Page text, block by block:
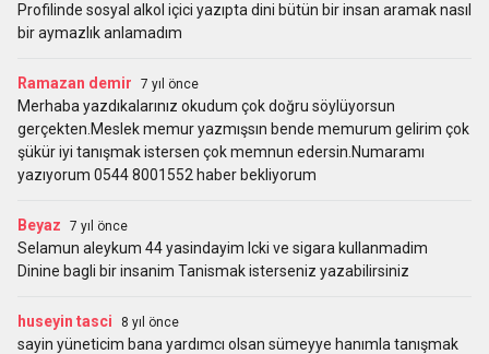
Profilinde sosyal alkol içici yazıpta dini bütün bir insan aramak nasıl
bir aymazlık anlamadım
Ramazan demir 7 yıl önce
Merhaba yazdıkalarınız okudum çok doğru söylüyorsun
gerçekten.Meslek memur yazmışsın bende memurum gelirim çok
şükür iyi tanışmak istersen çok memnun edersin.Numaramı
yazıyorum 0544 8001552 haber bekliyorum
Beyaz 7 yıl önce
Selamun aleykum 44 yasindayim Icki ve sigara kullanmadim
Dinine bagli bir insanim Tanismak isterseniz yazabilirsiniz
huseyin tasci 8 yıl önce
sayin yüneticim bana yardımcı olsan sümeyye hanımla tanışmak